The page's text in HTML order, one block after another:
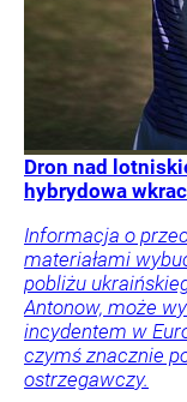
Dron nad
hybrydowa
Informacja o
materiałami
pobliżu
Antonow, może
incydentem w
czymś znacznie
ostrzegawczy.